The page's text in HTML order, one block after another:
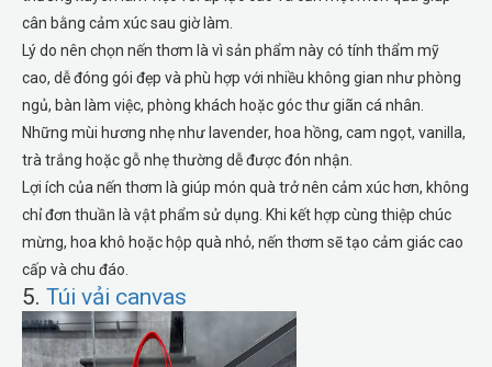
cân bằng cảm xúc sau giờ làm.
Lý do nên chọn nến thơm là vì sản phẩm này có tính thẩm mỹ
cao, dễ đóng gói đẹp và phù hợp với nhiều không gian như phòng
ngủ, bàn làm việc, phòng khách hoặc góc thư giãn cá nhân.
Những mùi hương nhẹ như lavender, hoa hồng, cam ngọt, vanilla,
trà trắng hoặc gỗ nhẹ thường dễ được đón nhận.
Lợi ích của nến thơm là giúp món quà trở nên cảm xúc hơn, không
chỉ đơn thuần là vật phẩm sử dụng. Khi kết hợp cùng thiệp chúc
mừng, hoa khô hoặc hộp quà nhỏ, nến thơm sẽ tạo cảm giác cao
cấp và chu đáo.
5. Túi vải canvas